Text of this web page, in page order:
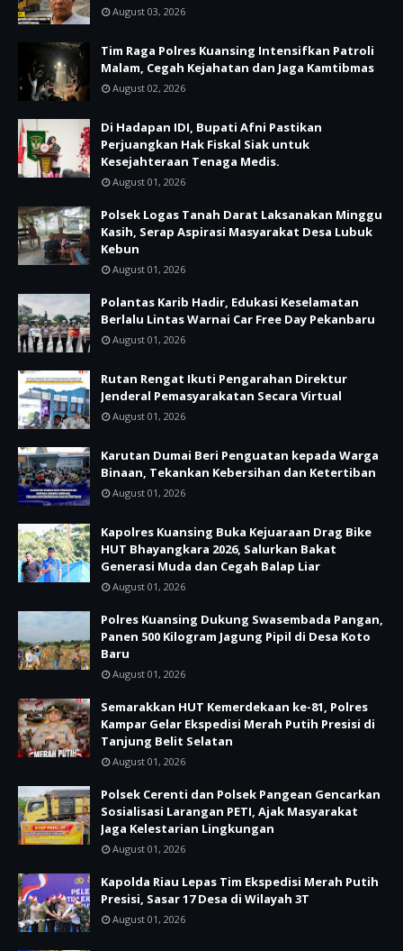
August 03, 2026
Tim Raga Polres Kuansing Intensifkan Patroli
Malam, Cegah Kejahatan dan Jaga Kamtibmas
August 02, 2026
Di Hadapan IDI, Bupati Afni Pastikan
Perjuangkan Hak Fiskal Siak untuk
Kesejahteraan Tenaga Medis.
August 01, 2026
Polsek Logas Tanah Darat Laksanakan Minggu
Kasih, Serap Aspirasi Masyarakat Desa Lubuk
Kebun
August 01, 2026
Polantas Karib Hadir, Edukasi Keselamatan
Berlalu Lintas Warnai Car Free Day Pekanbaru
August 01, 2026
Rutan Rengat Ikuti Pengarahan Direktur
Jenderal Pemasyarakatan Secara Virtual
August 01, 2026
Karutan Dumai Beri Penguatan kepada Warga
Binaan, Tekankan Kebersihan dan Ketertiban
August 01, 2026
Kapolres Kuansing Buka Kejuaraan Drag Bike
HUT Bhayangkara 2026, Salurkan Bakat
Generasi Muda dan Cegah Balap Liar
August 01, 2026
Polres Kuansing Dukung Swasembada Pangan,
Panen 500 Kilogram Jagung Pipil di Desa Koto
Baru
August 01, 2026
Semarakkan HUT Kemerdekaan ke-81, Polres
Kampar Gelar Ekspedisi Merah Putih Presisi di
Tanjung Belit Selatan
August 01, 2026
Polsek Cerenti dan Polsek Pangean Gencarkan
Sosialisasi Larangan PETI, Ajak Masyarakat
Jaga Kelestarian Lingkungan
August 01, 2026
Kapolda Riau Lepas Tim Ekspedisi Merah Putih
Presisi, Sasar 17 Desa di Wilayah 3T
August 01, 2026